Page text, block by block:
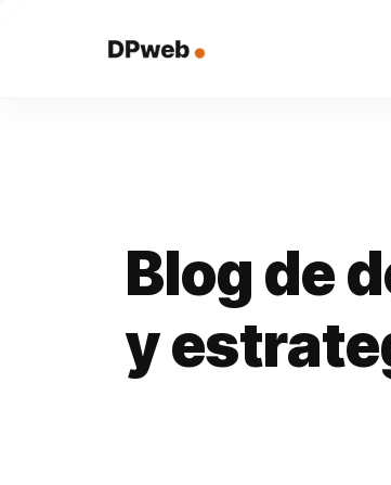
Blog de
y